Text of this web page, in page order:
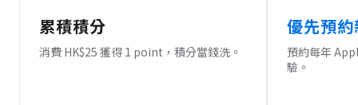
累積積分
消費 HK$25 獲得 1 point，積分當錢洗。
優先預
預約每年
驗。